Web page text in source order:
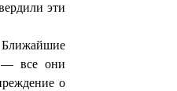
эти
— все они
о